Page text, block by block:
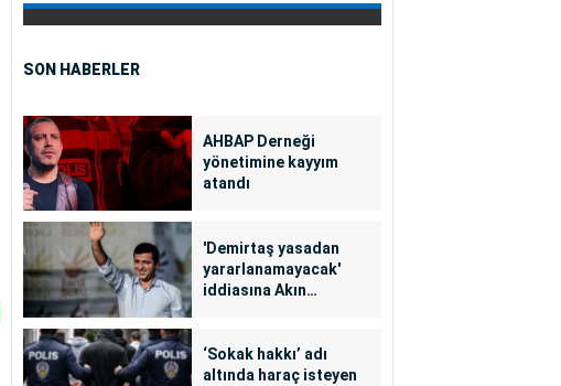
SON HABERLER
AHBAP Derneği
yönetimine kayyım
atandı
'Demirtaş yasadan
yararlanamayacak'
iddiasına Akın
‘Sokak hakkı’ adı
altında haraç isteyen